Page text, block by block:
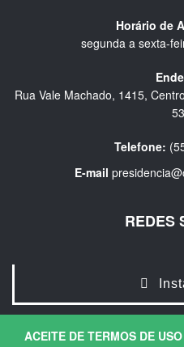
ACEITE DE TERMOS DE
Horário de
segunda a sexta-
Rua Vale Machado, 1415,
Telefone:
E-mail
REDES